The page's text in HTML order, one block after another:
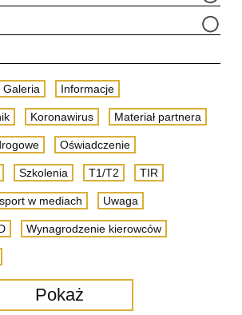
Galeria Informacje
Koronawirus Materiał partnera
Oświadczenie
Szkolenia T1/T2 TIR
w mediach Uwaga
Wynagrodzenie kierowców
Pokaż